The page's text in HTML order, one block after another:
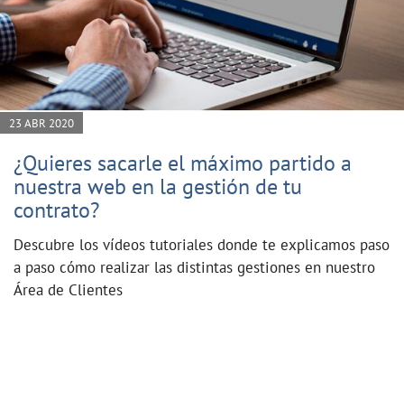
23 ABR 2020
¿Quieres sacarle el máximo partido a
nuestra web en la gestión de tu
contrato?
Descubre los vídeos tutoriales donde te explicamos paso
a paso cómo realizar las distintas gestiones en nuestro
Área de Clientes